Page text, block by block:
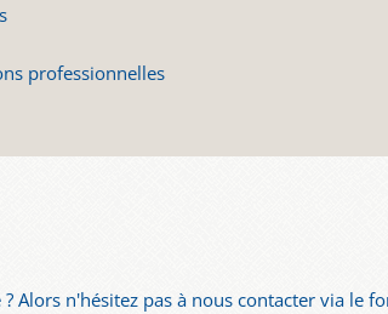
professionnelles
Alors n'hésitez pas à nous contacter via le